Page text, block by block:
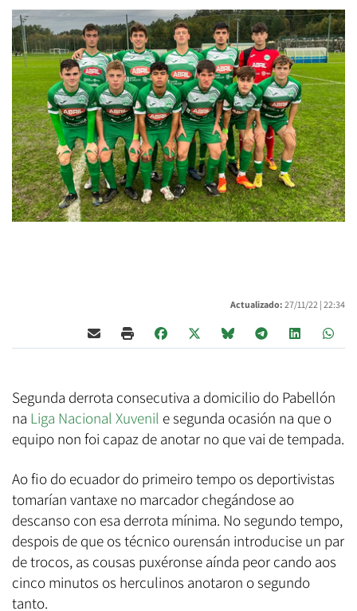
Actualizado: 27/11/22 | 22:34
Segunda derrota consecutiva a domicilio do Pabellón
na Liga Nacional Xuvenil e segunda ocasión na que o
equipo non foi capaz de anotar no que vai de tempada.
Ao fio do ecuador do primeiro tempo os deportivistas
tomarían vantaxe no marcador chegándose ao
descanso con esa derrota mínima. No segundo tempo,
despois de que os técnico ourensán introducise un par
de trocos, as cousas puxéronse aínda peor cando aos
cinco minutos os herculinos anotaron o segundo
tanto.